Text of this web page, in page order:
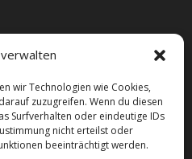
wir Technologien wie Cookies,
zuzugreifen. Wenn du diesen
Surfverhalten oder eindeutige IDs
nicht erteilst oder
beeinträchtigt werden.